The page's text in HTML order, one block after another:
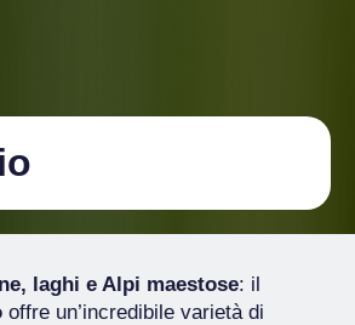
laghi e Alpi maestose: il
offre un’incredibile varietà di